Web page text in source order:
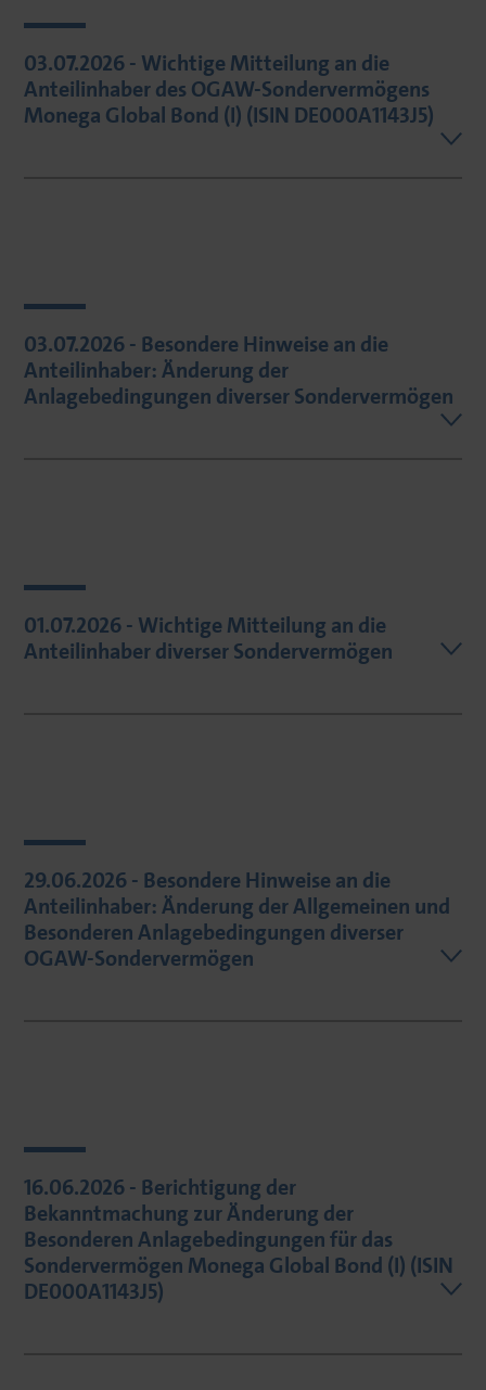
03.07.2026 - Wichtige Mitteilung an die
Anteilinhaber des OGAW-Sondervermögens
Monega Global Bond (I) (ISIN DE000A1143J5)
03.07.2026 - Besondere Hinweise an die
Anteilinhaber: Änderung der
Anlagebedingungen diverser Sondervermögen
01.07.2026 - Wichtige Mitteilung an die
Anteilinhaber diverser Sondervermögen
29.06.2026 - Besondere Hinweise an die
Anteilinhaber: Änderung der Allgemeinen und
Besonderen Anlagebedingungen diverser
OGAW-Sondervermögen
16.06.2026 - Berichtigung der
Bekanntmachung zur Änderung der
Besonderen Anlagebedingungen für das
Sondervermögen Monega Global Bond (I) (ISIN
DE000A1143J5)